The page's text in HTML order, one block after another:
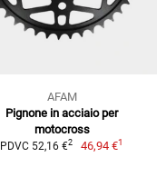
AFAM
Pignone in acciaio per
motocross
PDVC 52,16 €2 46,94 €1